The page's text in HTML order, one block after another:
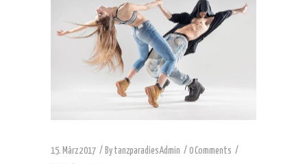
15. März 2017 By tanzparadiesAdmin
0 Comments